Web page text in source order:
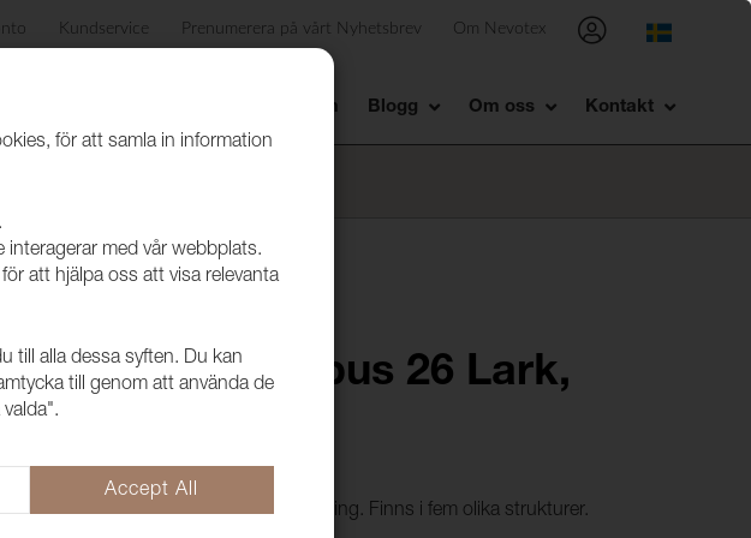
Kundservice Prenumerera på vårt Nyhetsbrev Om Nevotex
Showroom Blogg Om oss Kontakt
Dawn Incubus 26 Lark,
(dim out) i modern tappning. Finns i fem olika strukturer.
för att samla in information
med vår webbplats.
att hjälpa oss att visa relevanta
till alla dessa syften. Du kan
till genom att använda de
Accept All